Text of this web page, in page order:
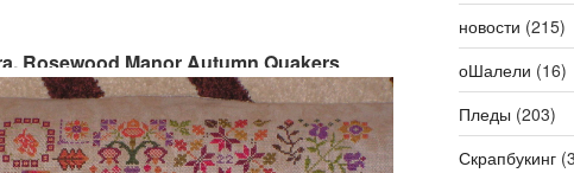
Rosewood Manor Autumn Quakers
новости (215)
оШалели (16)
Пледы (203)
Скрапбукинг